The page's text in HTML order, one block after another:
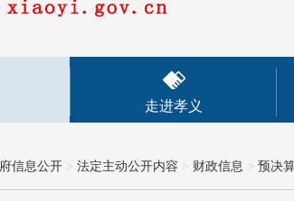
走进孝义
信息公开 > 法定主动公开内容 > 财政信息 > 预决